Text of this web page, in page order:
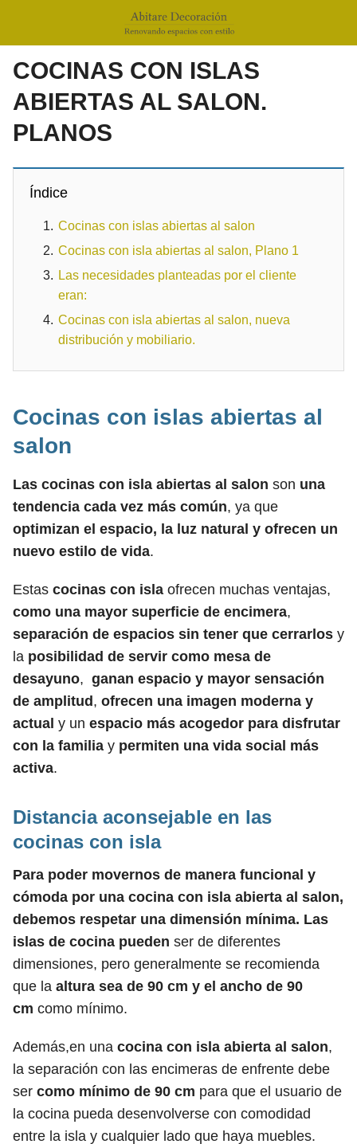
COCINAS CON ISLAS
ABIERTAS AL SALON.
PLANOS
Índice
Cocinas con islas abiertas al salon
Cocinas con isla abiertas al salon, Plano 1
Las necesidades planteadas por el cliente
eran:
Cocinas con isla abiertas al salon, nueva
distribución y mobiliario.
Cocinas con islas abiertas al
salon
Las cocinas con isla abiertas al salon son una
tendencia cada vez más común, ya que
optimizan el espacio, la luz natural y ofrecen un
nuevo estilo de vida.
Estas cocinas con isla ofrecen muchas ventajas,
como una mayor superficie de encimera,
separación de espacios sin tener que cerrarlos y
la posibilidad de servir como mesa de
desayuno, ganan espacio y mayor sensación
de amplitud , ofrecen una imagen moderna y
actual y un espacio más acogedor para disfrutar
con la familia y permiten una vida social más
activa.
Distancia aconsejable en las
cocinas con isla
Para poder movernos de manera funcional y
cómoda por una cocina con isla abierta al salon,
debemos respetar una dimensión mínima. Las
islas de cocina pueden ser de diferentes
dimensiones, pero generalmente se recomienda
que la altura sea de 90 cm y el ancho de 90
cm como mínimo.
Además,en una cocina con isla abierta al salon,
la separación con las encimeras de enfrente debe
ser como mínimo de 90 cm para que el usuario de
la cocina pueda desenvolverse con comodidad
entre la isla y cualquier lado que haya muebles.